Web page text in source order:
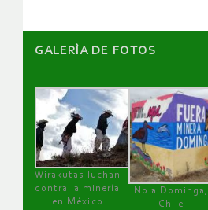
GALERÌA DE FOTOS
Wirakutas luchan
contra la minería
en México
No a Dominga,
Chile